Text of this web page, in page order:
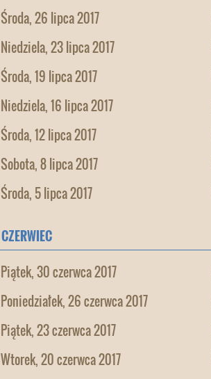
Środa, 26 lipca 2017
Niedziela, 23 lipca 2017
Środa, 19 lipca 2017
Niedziela, 16 lipca 2017
Środa, 12 lipca 2017
Sobota, 8 lipca 2017
Środa, 5 lipca 2017
CZERWIEC
Piątek, 30 czerwca 2017
Poniedziałek, 26 czerwca 2017
Piątek, 23 czerwca 2017
Wtorek, 20 czerwca 2017